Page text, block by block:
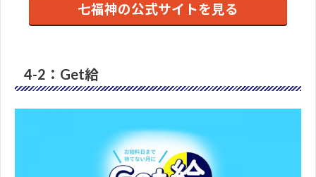
七福神の公式サイトを見る
4-2：Get給